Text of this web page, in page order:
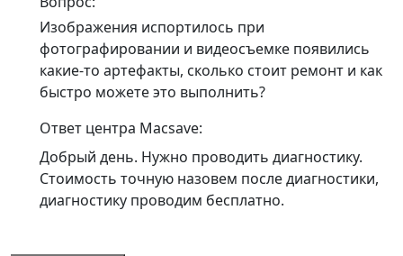
Изображения испортилось при
фотографировании и видеосъемке появились
какие-то артефакты, сколько стоит ремонт и как
быстро можете это выполнить?
Ответ центра Macsave:
Добрый день. Нужно проводить диагностику.
Стоимость точную назовем после диагностики,
диагностику проводим бесплатно.